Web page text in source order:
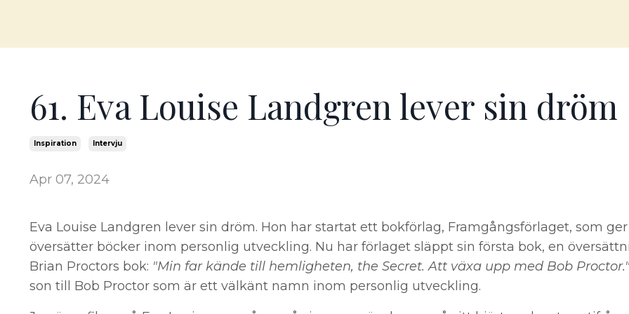
61. Eva Louise Landgren lever sin dröm
Inspiration Intervju
Apr 07, 2024
Eva Louise Landgren lever sin dröm. Hon har startat ett bokförlag, Framgångsförlaget, som
översätter böcker inom personlig utveckling. Nu har förlaget släppt sin första bok, en
Brian Proctors bok: "Min far kände till hemligheten, the Secret. Att växa upp med Bob
son till Bob Proctor som är ett välkänt namn inom personlig utveckling.